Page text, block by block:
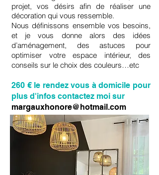
projet, vos désirs afin de réaliser une
décoration qui vous ressemble.
Nous définissons ensemble vos besoins,
et je vous donne alors des idées
d’aménagement, des astuces pour
optimiser votre espace intérieur, des
conseils sur le choix des couleurs…etc
260 € le rendez vous à domicile pour
plus d'infos contactez moi sur
margauxhonore@hotmail.com